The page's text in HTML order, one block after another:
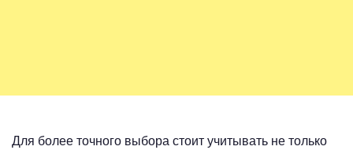
Для более точного выбора стоит учитывать не только